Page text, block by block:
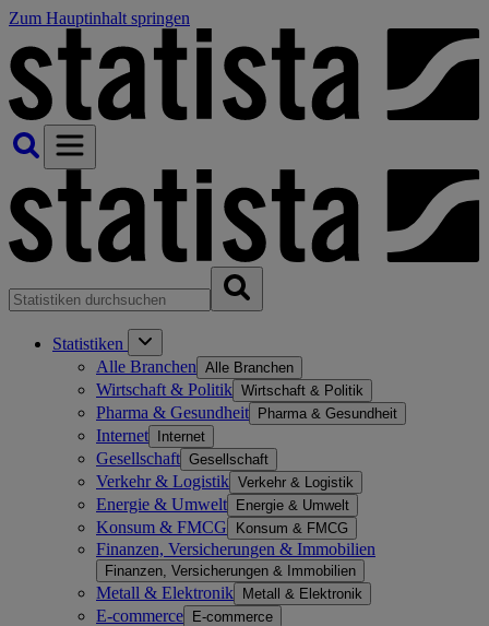
Zum Hauptinhalt springen
Statistiken
Alle Branchen Alle Branchen
Wirtschaft & Politik Wirtschaft & Politik
Pharma & Gesundheit Pharma & Gesundheit
Internet Internet
Gesellschaft Gesellschaft
Verkehr & Logistik Verkehr & Logistik
Energie & Umwelt Energie & Umwelt
Konsum & FMCG Konsum & FMCG
Finanzen, Versicherungen & Immobilien
Finanzen, Versicherungen & Immobilien
Metall & Elektronik Metall & Elektronik
E-commerce E-commerce